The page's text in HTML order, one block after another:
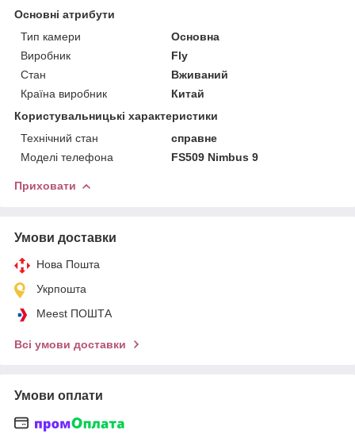
Основні атрибути
Тип камери
Основна
Виробник
Fly
Стан
Вживаний
Країна виробник
Китай
Користувальницькі характеристики
Технічний стан
справне
Моделі телефона
FS509 Nimbus 9
Приховати
Умови доставки
Нова Пошта
Укрпошта
Meest ПОШТА
Всі умови доставки
Умови оплати